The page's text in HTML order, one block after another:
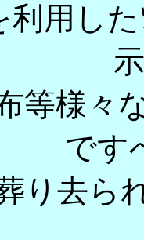
用し
等様々
です
り去ら